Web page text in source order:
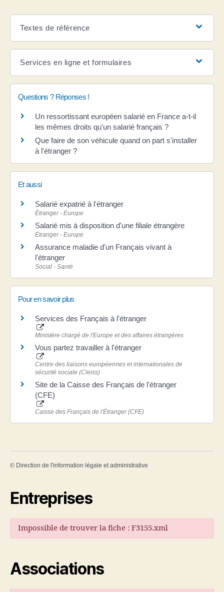
Textes de référence
Services en ligne et formulaires
Questions ? Réponses !
Un ressortissant européen salarié en France a-t-il
les mêmes droits qu'un salarié français ?
Que faire de son véhicule quand on part s'installer
à l'étranger ?
Et aussi
Salarié expatrié à l'étranger
Étranger - Europe
Salarié mis à disposition d'une filiale étrangère
Étranger - Europe
Assurance maladie d'un Français vivant à
l'étranger
Social - Santé
Pour en savoir plus
Services des Français à l'étranger
Ministère chargé de l'Europe et des affaires étrangères
Vous partez travailler à l'étranger
Centre des liaisons européennes et internationales de
sécurité sociale (Cleiss)
Site de la Caisse des Français de l'étranger
(CFE)
Caisse des Français de l'Étranger (CFE)
© Direction de l'information légale et administrative
Entreprises
Impossible de trouver la fiche : F3155.xml
Associations